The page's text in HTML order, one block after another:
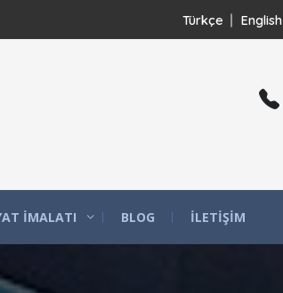
Türkçe English
İMALATI BLOG İLETIŞIM